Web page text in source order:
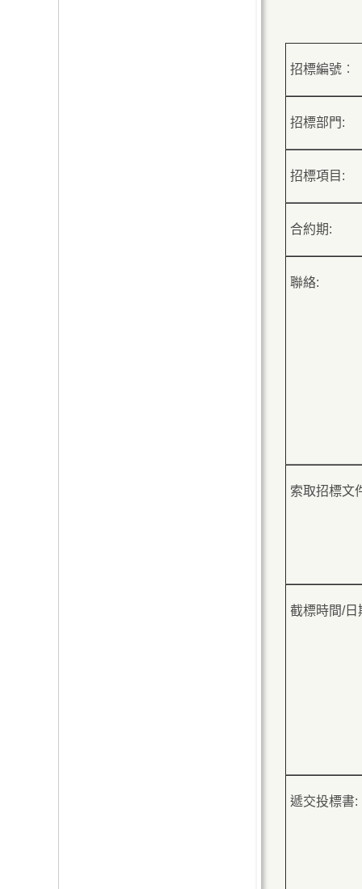
招標編號︰
招標部門:
招標項目:
合約期:
聯絡:
索取招標文
截標時間/日
遞交投標書: